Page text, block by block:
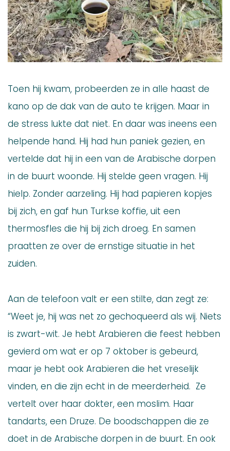
Toen hij kwam, probeerden ze in alle haast de
kano op de dak van de auto te krijgen. Maar in
de stress lukte dat niet. En daar was ineens een
helpende hand. Hij had hun paniek gezien, en
vertelde dat hij in een van de Arabische dorpen
in de buurt woonde. Hij stelde geen vragen. Hij
hielp. Zonder aarzeling. Hij had papieren kopjes
bij zich, en gaf hun Turkse koffie, uit een
thermosfles die hij bij zich droeg. En samen
praatten ze over de ernstige situatie in het
zuiden.
Aan de telefoon valt er een stilte, dan zegt ze:
“Weet je, hij was net zo gechoqueerd als wij. Niets
is zwart-wit. Je hebt Arabieren die feest hebben
gevierd om wat er op 7 oktober is gebeurd,
maar je hebt ook Arabieren die het vreselijk
vinden, en die zijn echt in de meerderheid. Ze
vertelt over haar dokter, een moslim. Haar
tandarts, een Druze. De boodschappen die ze
doet in de Arabische dorpen in de buurt. En ook